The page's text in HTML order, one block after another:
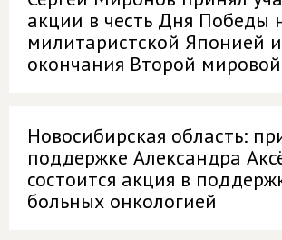
акции в честь Дня Победы
милитаристской Японией и
окончания Второй
Новосибирская область:
поддержке Александра
состоится акция в
больных онкологией